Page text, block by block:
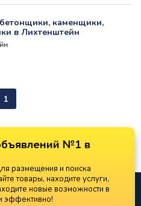
каменщики,
в Лихтенштейн
1
№1 в
размещения и поиска
товары, находите услуги,
новые возможности в
эффективно!